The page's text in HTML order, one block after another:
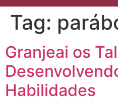
Tag:
Granjeai os
Habilidades